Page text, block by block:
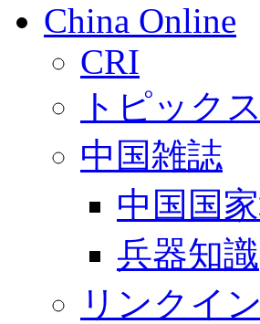
China Online
CRI
トピックス
中国雑誌
中国国
兵器知識
リンクイ